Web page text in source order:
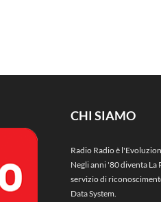
CHI SIAMO
Radio Radio è
Negli anni '80 diventa La
servizio di
Data System.